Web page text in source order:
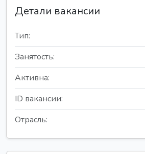
Детали вакансии
Тип:
Занятость:
Активна:
ID вакансии:
Отрасль: